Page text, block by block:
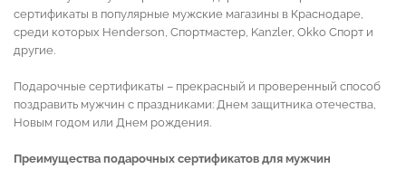
сертификаты в популярные мужские магазины в Краснодаре,
среди которых Henderson, Спортмастер, Kanzler, Okko Спорт и
другие.
Подарочные сертификаты – прекрасный и проверенный способ
поздравить мужчин с праздниками: Днем защитника отечества,
Новым годом или Днем рождения.
Преимущества подарочных сертификатов для мужчин